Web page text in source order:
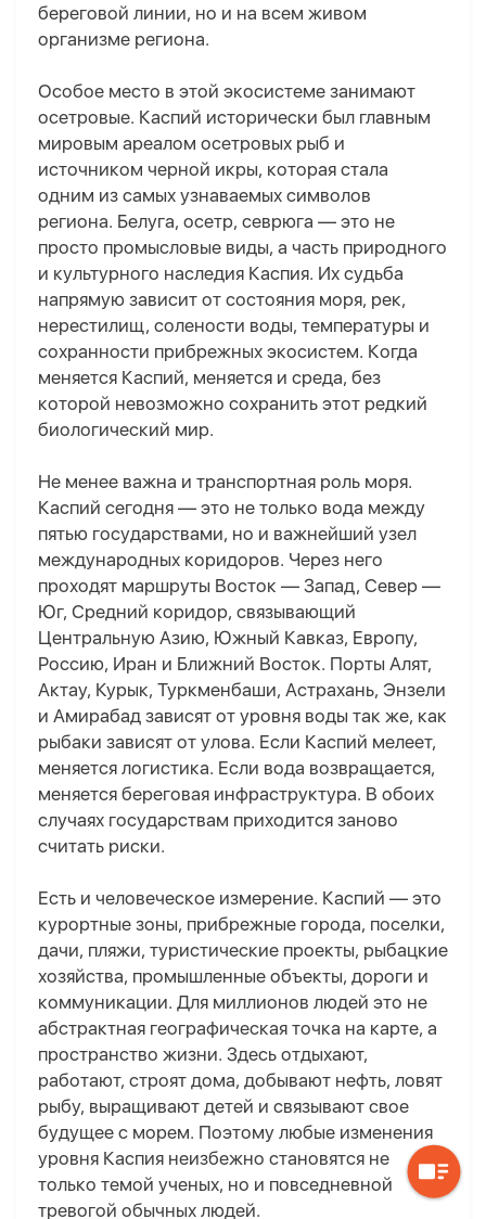
береговой линии, но и на всем живом
организме региона.
Особое место в этой экосистеме занимают
осетровые. Каспий исторически был главным
мировым ареалом осетровых рыб и
источником черной икры, которая стала
одним из самых узнаваемых символов
региона. Белуга, осетр, севрюга — это не
просто промысловые виды, а часть природного
и культурного наследия Каспия. Их судьба
напрямую зависит от состояния моря, рек,
нерестилищ, солености воды, температуры и
сохранности прибрежных экосистем. Когда
меняется Каспий, меняется и среда, без
которой невозможно сохранить этот редкий
биологический мир.
Не менее важна и транспортная роль моря.
Каспий сегодня — это не только вода между
пятью государствами, но и важнейший узел
международных коридоров. Через него
проходят маршруты Восток — Запад, Север —
Юг, Средний коридор, связывающий
Центральную Азию, Южный Кавказ, Европу,
Россию, Иран и Ближний Восток. Порты Алят,
Актау, Курык, Туркменбаши, Астрахань, Энзели
и Амирабад зависят от уровня воды так же, как
рыбаки зависят от улова. Если Каспий мелеет,
меняется логистика. Если вода возвращается,
меняется береговая инфраструктура. В обоих
случаях государствам приходится заново
считать риски.
Есть и человеческое измерение. Каспий — это
курортные зоны, прибрежные города, поселки,
дачи, пляжи, туристические проекты, рыбацкие
хозяйства, промышленные объекты, дороги и
коммуникации. Для миллионов людей это не
абстрактная географическая точка на карте, а
пространство жизни. Здесь отдыхают,
работают, строят дома, добывают нефть, ловят
рыбу, выращивают детей и связывают свое
будущее с морем. Поэтому любые изменения
уровня Каспия неизбежно становятся не
только темой ученых, но и повседневной
тревогой обычных людей.